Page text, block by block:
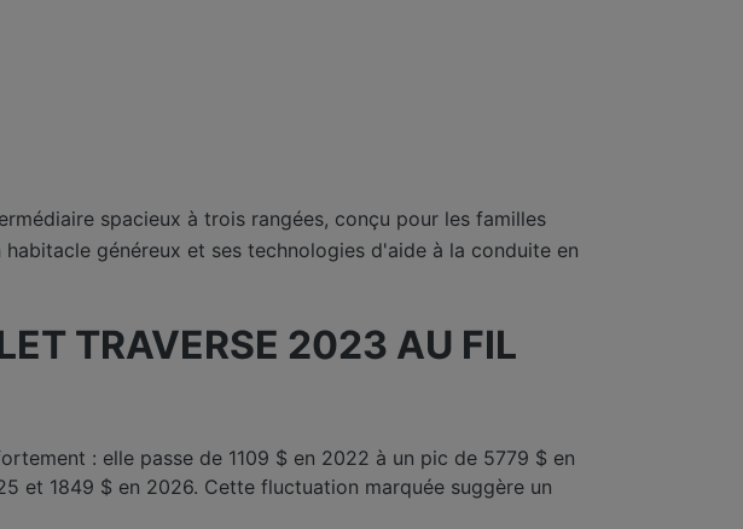
spacieux à trois rangées, conçu pour les familles
généreux et ses technologies d'aide à la conduite en
TRAVERSE 2023 AU FIL
: elle passe de 1109 $ en 2022 à un pic de 5779 $ en
et 1849 $ en 2026. Cette fluctuation marquée suggère un